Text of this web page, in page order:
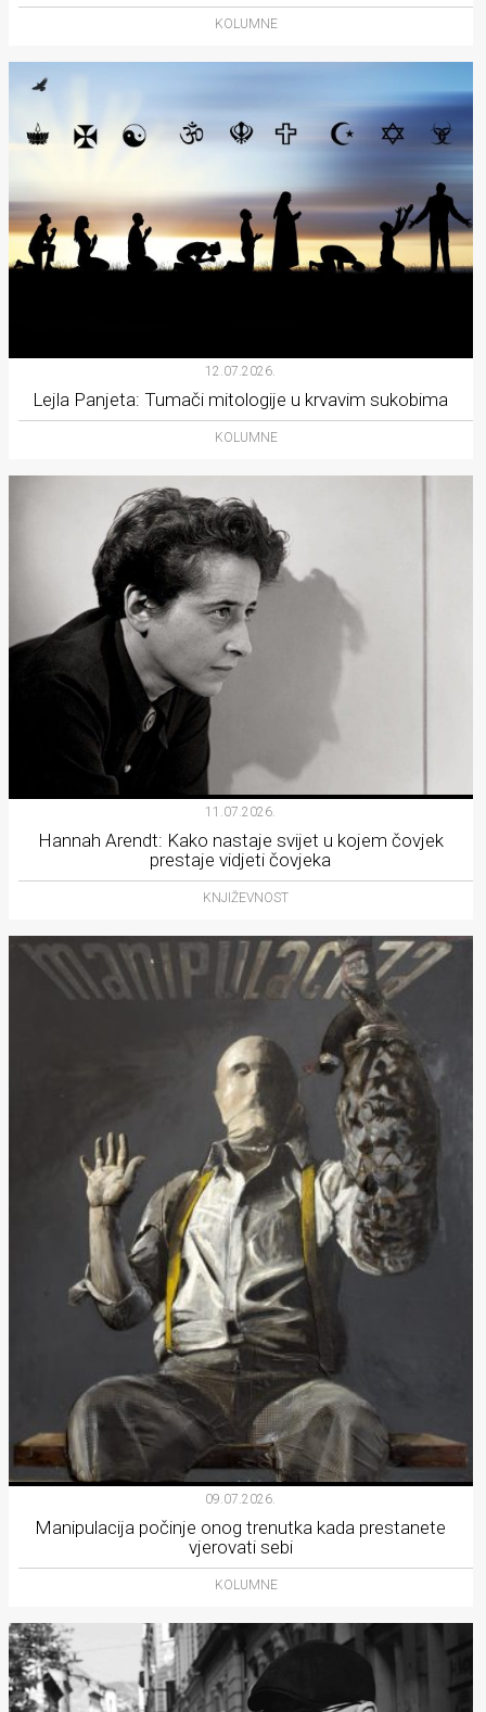
KOLUMNE
12.07.2026.
Lejla Panjeta: Tumači mitologije u krvavim sukobima
KOLUMNE
11.07.2026.
Hannah Arendt: Kako nastaje svijet u kojem čovjek
prestaje vidjeti čovjeka
KNJIŽEVNOST
09.07.2026.
Manipulacija počinje onog trenutka kada prestanete
vjerovati sebi
KOLUMNE